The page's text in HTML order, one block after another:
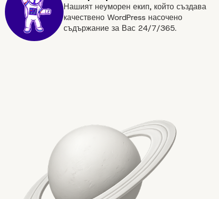
Обратна връзка и
Нашият неуморен екип, който създава
качествено WordPress насочено
съдържание за Вас 24/7/365.